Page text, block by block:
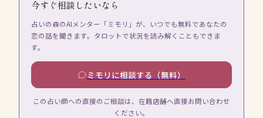
今すぐ相談したいなら
占いの森のAIメンター「ミモリ」が、いつでも無料であなたの
恋の話を聞きます。タロットで状況を読み解くこともできま
す。
ミモリに相談する（無料）
この占い師への直接のご相談は、在籍店舗へ直接お問い合わせ
ください。